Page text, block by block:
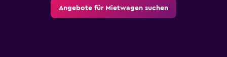
Angebote für Mietwagen suchen